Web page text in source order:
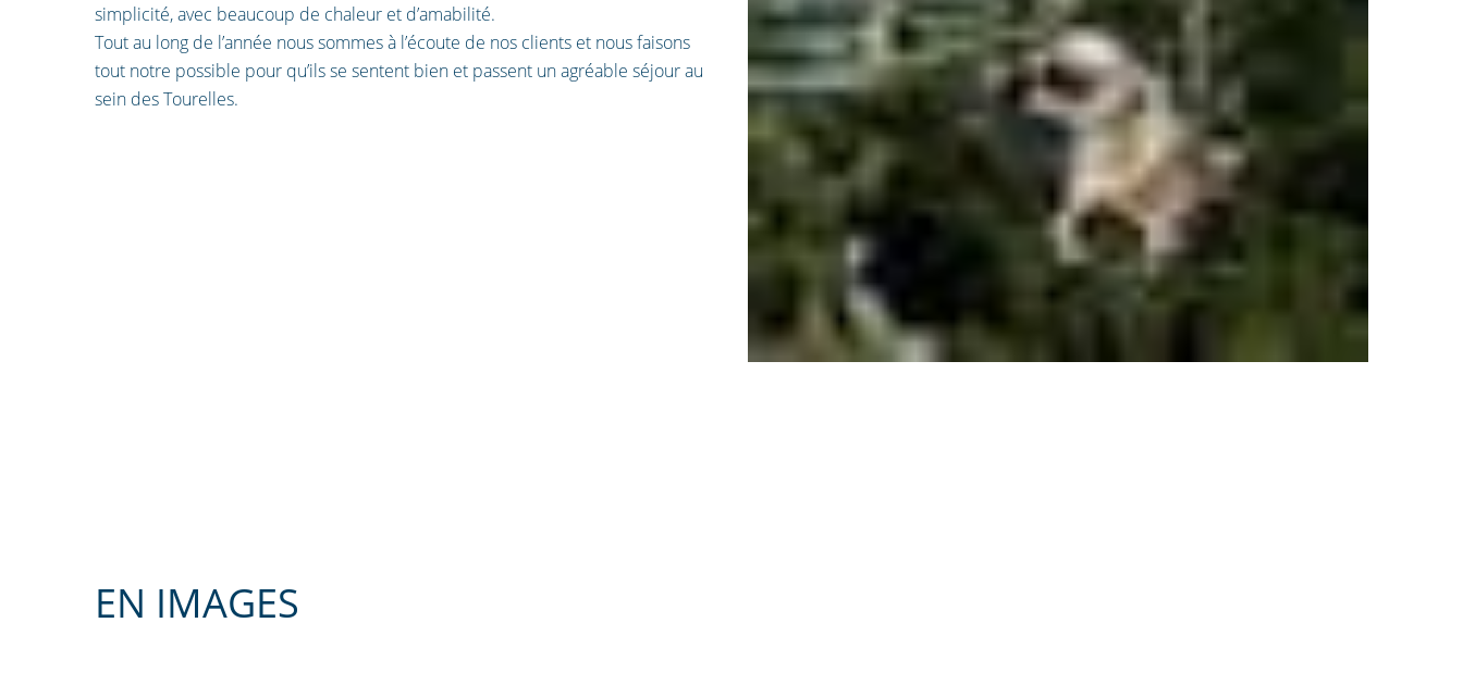
simplicité, avec beaucoup de chaleur et d’amabilité.
Tout au long de l’année nous sommes à l’écoute de nos clients et nous faisons
tout notre possible pour qu’ils se sentent bien et passent un agréable séjour au
sein des Tourelles.
EN IMAGES